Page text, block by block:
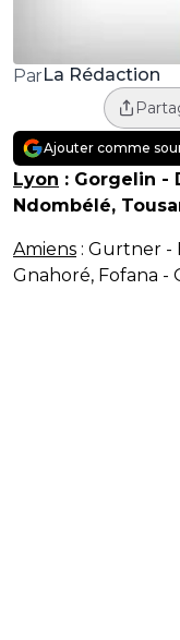
Par La Rédaction
Ajouter comme
Lyon : Gorgelin -
Ndombélé,
Amiens : Gurtner -
Gnahoré, Fofana -